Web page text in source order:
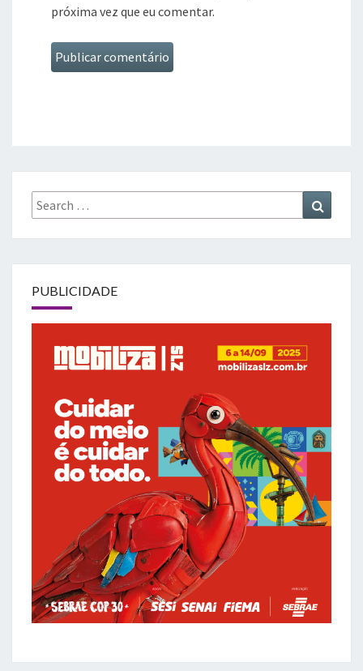
próxima vez que eu comentar.
Search
for:
PUBLICIDADE